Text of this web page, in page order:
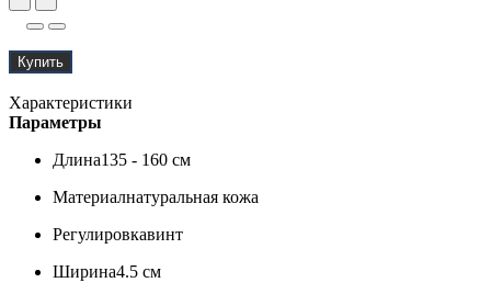
Купить
Характеристики
Параметры
Длина135 - 160 см
Материалнатуральная кожа
Регулировкавинт
Ширина4.5 см